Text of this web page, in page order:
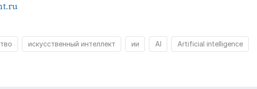
искусственный интеллект ии AI Artificial intelligence